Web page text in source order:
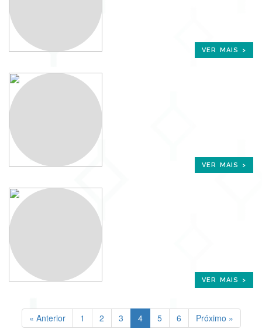
VER MAIS >
VER MAIS >
VER MAIS >
« Anterior 1 2 3 4 5 6 Próximo »